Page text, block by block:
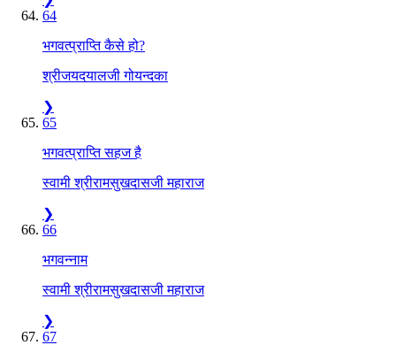
64
भगवत्प्राप्ति कैसे हो?
श्रीजयदयालजी गोयन्दका
❯
65
भगवत्प्राप्ति सहज है
स्वामी श्रीरामसुखदासजी महाराज
❯
66
भगवन्नाम
स्वामी श्रीरामसुखदासजी महाराज
❯
67